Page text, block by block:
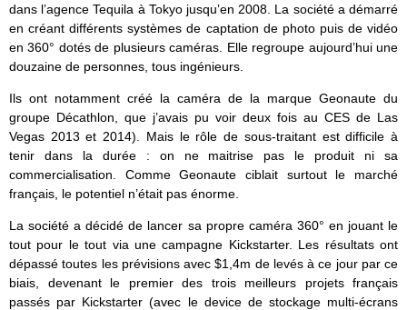
dans l’agence Tequila à Tokyo jusqu’en 2008. La société a démarré
en créant différents systèmes de captation de photo puis de vidéo
en 360° dotés de plusieurs caméras. Elle regroupe aujourd’hui une
douzaine de personnes, tous ingénieurs.
Ils ont notamment créé la caméra de la marque Geonaute du
groupe Décathlon, que j’avais pu voir deux fois au CES de Las
Vegas 2013 et 2014). Mais le rôle de sous-traitant est difficile à
tenir dans la durée : on ne maitrise pas le produit ni sa
commercialisation. Comme Geonaute ciblait surtout le marché
français, le potentiel n’était pas énorme.
La société a décidé de lancer sa propre caméra 360° en jouant le
tout pour le tout via une campagne Kickstarter. Les résultats ont
dépassé toutes les prévisions avec $1,4m de levés à ce jour par ce
biais, devenant le premier des trois meilleurs projets français
passés par Kickstarter (avec le device de stockage multi-écrans